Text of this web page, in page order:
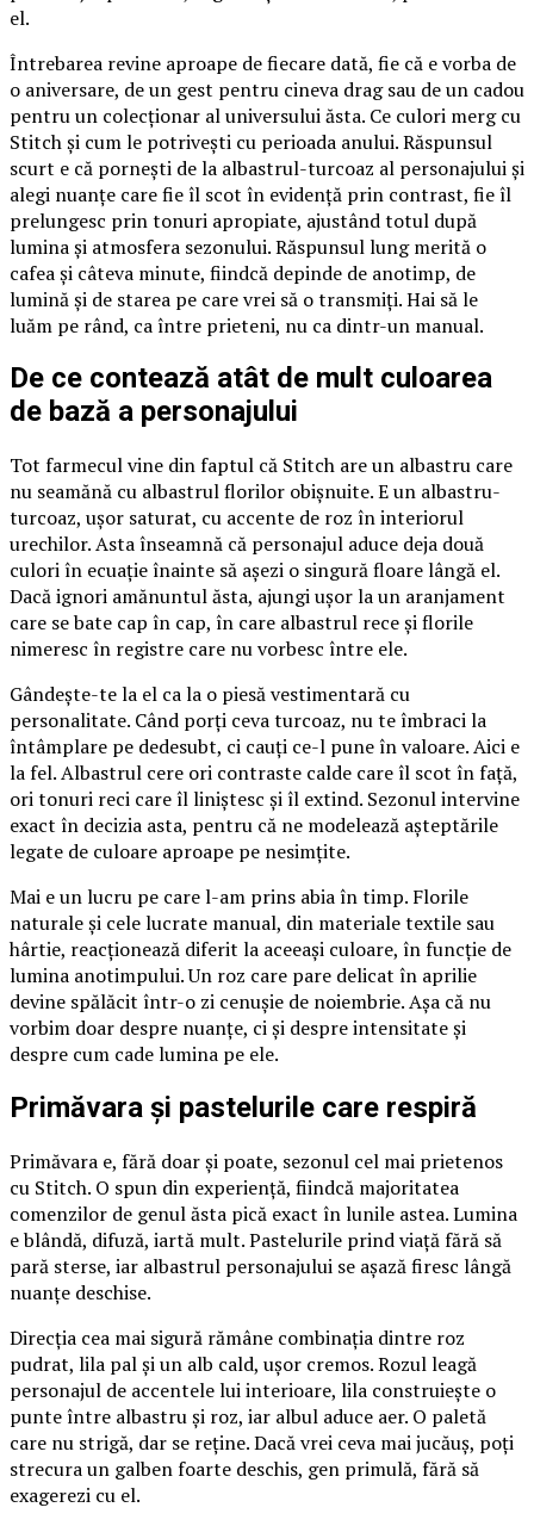
el.
Întrebarea revine aproape de fiecare dată, fie că e vorba de
o aniversare, de un gest pentru cineva drag sau de un cadou
pentru un colecționar al universului ăsta. Ce culori merg cu
Stitch și cum le potrivești cu perioada anului. Răspunsul
scurt e că pornești de la albastrul-turcoaz al personajului și
alegi nuanțe care fie îl scot în evidență prin contrast, fie îl
prelungesc prin tonuri apropiate, ajustând totul după
lumina și atmosfera sezonului. Răspunsul lung merită o
cafea și câteva minute, fiindcă depinde de anotimp, de
lumină și de starea pe care vrei să o transmiți. Hai să le
luăm pe rând, ca între prieteni, nu ca dintr-un manual.
De ce contează atât de mult culoarea
de bază a personajului
Tot farmecul vine din faptul că Stitch are un albastru care
nu seamănă cu albastrul florilor obișnuite. E un albastru-
turcoaz, ușor saturat, cu accente de roz în interiorul
urechilor. Asta înseamnă că personajul aduce deja două
culori în ecuație înainte să așezi o singură floare lângă el.
Dacă ignori amănuntul ăsta, ajungi ușor la un aranjament
care se bate cap în cap, în care albastrul rece și florile
nimeresc în registre care nu vorbesc între ele.
Gândește-te la el ca la o piesă vestimentară cu
personalitate. Când porți ceva turcoaz, nu te îmbraci la
întâmplare pe dedesubt, ci cauți ce-l pune în valoare. Aici e
la fel. Albastrul cere ori contraste calde care îl scot în față,
ori tonuri reci care îl liniștesc și îl extind. Sezonul intervine
exact în decizia asta, pentru că ne modelează așteptările
legate de culoare aproape pe nesimțite.
Mai e un lucru pe care l-am prins abia în timp. Florile
naturale și cele lucrate manual, din materiale textile sau
hârtie, reacționează diferit la aceeași culoare, în funcție de
lumina anotimpului. Un roz care pare delicat în aprilie
devine spălăcit într-o zi cenușie de noiembrie. Așa că nu
vorbim doar despre nuanțe, ci și despre intensitate și
despre cum cade lumina pe ele.
Primăvara și pastelurile care respiră
Primăvara e, fără doar și poate, sezonul cel mai prietenos
cu Stitch. O spun din experiență, fiindcă majoritatea
comenzilor de genul ăsta pică exact în lunile astea. Lumina
e blândă, difuză, iartă mult. Pastelurile prind viață fără să
pară sterse, iar albastrul personajului se așază firesc lângă
nuanțe deschise.
Direcția cea mai sigură rămâne combinația dintre roz
pudrat, lila pal și un alb cald, ușor cremos. Rozul leagă
personajul de accentele lui interioare, lila construiește o
punte între albastru și roz, iar albul aduce aer. O paletă
care nu strigă, dar se reține. Dacă vrei ceva mai jucăuș, poți
strecura un galben foarte deschis, gen primulă, fără să
exagerezi cu el.